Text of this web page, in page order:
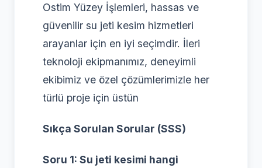
Ostim Yüzey İşlemleri, hassas ve
güvenilir su jeti kesim hizmetleri
arayanlar için en iyi seçimdir. İleri
teknoloji ekipmanımız, deneyimli
ekibimiz ve özel çözümlerimizle her
türlü proje için üstün
Sıkça Sorulan Sorular (SSS)
Soru 1: Su jeti kesimi hangi